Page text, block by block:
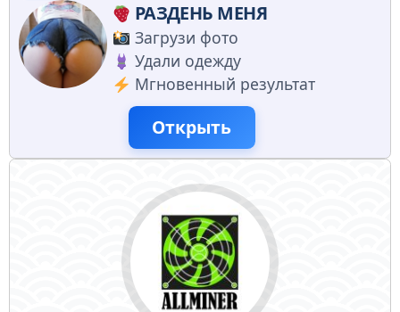
РАЗДЕНЬ МЕНЯ
Загрузи фото
Удали одежду
Мгновенный результат
Открыть